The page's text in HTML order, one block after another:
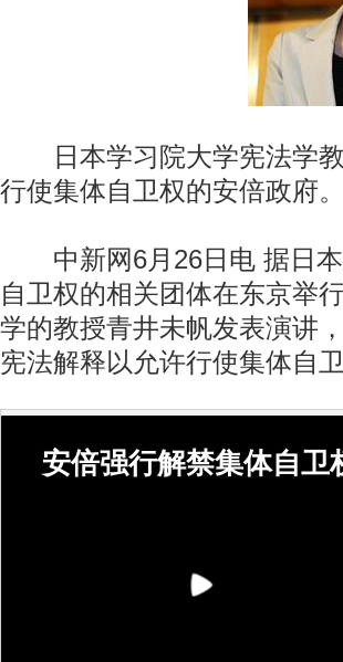
日本学习院大学宪法学教
行使集体自卫权的安倍政府。
中新网6月26日电 据日本
自卫权的相关团体在东京举
学的教授青井未帆发表演讲
宪法解释以允许行使集体自
安倍强行解禁集体自卫